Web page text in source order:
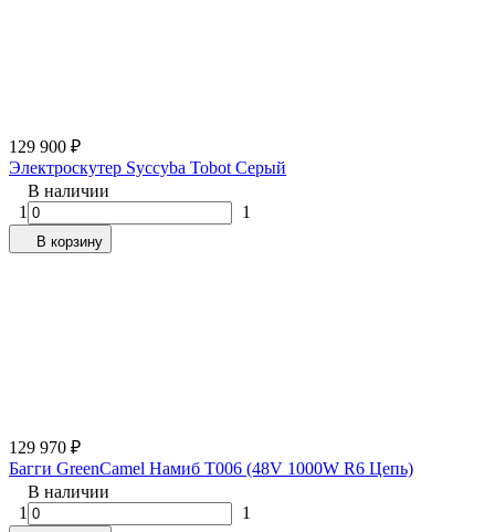
129 900 ₽
Электроскутер Syccyba Tobot Серый
В наличии
1
1
В корзину
129 970 ₽
Багги GreenCamel Намиб T006 (48V 1000W R6 Цепь)
В наличии
1
1